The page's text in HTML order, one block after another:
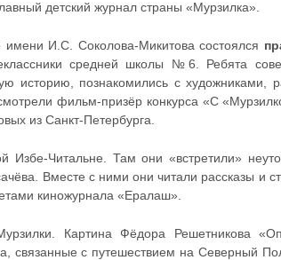
детский журнал страны «Мурзилка».
имени И.С. Соколова-Микитова состоялся
средней школы №6. Ребята
историю, познакомились с художниками,
фильм-призёр конкурса «С
из Санкт-Петербурга.
Избе-Читальне. Там они «встретили»
Вместе с ними они читали рассказы и
киножурнала «Ералаш».
Картина Фёдора Решетникова
связанные с путешествием на Северный